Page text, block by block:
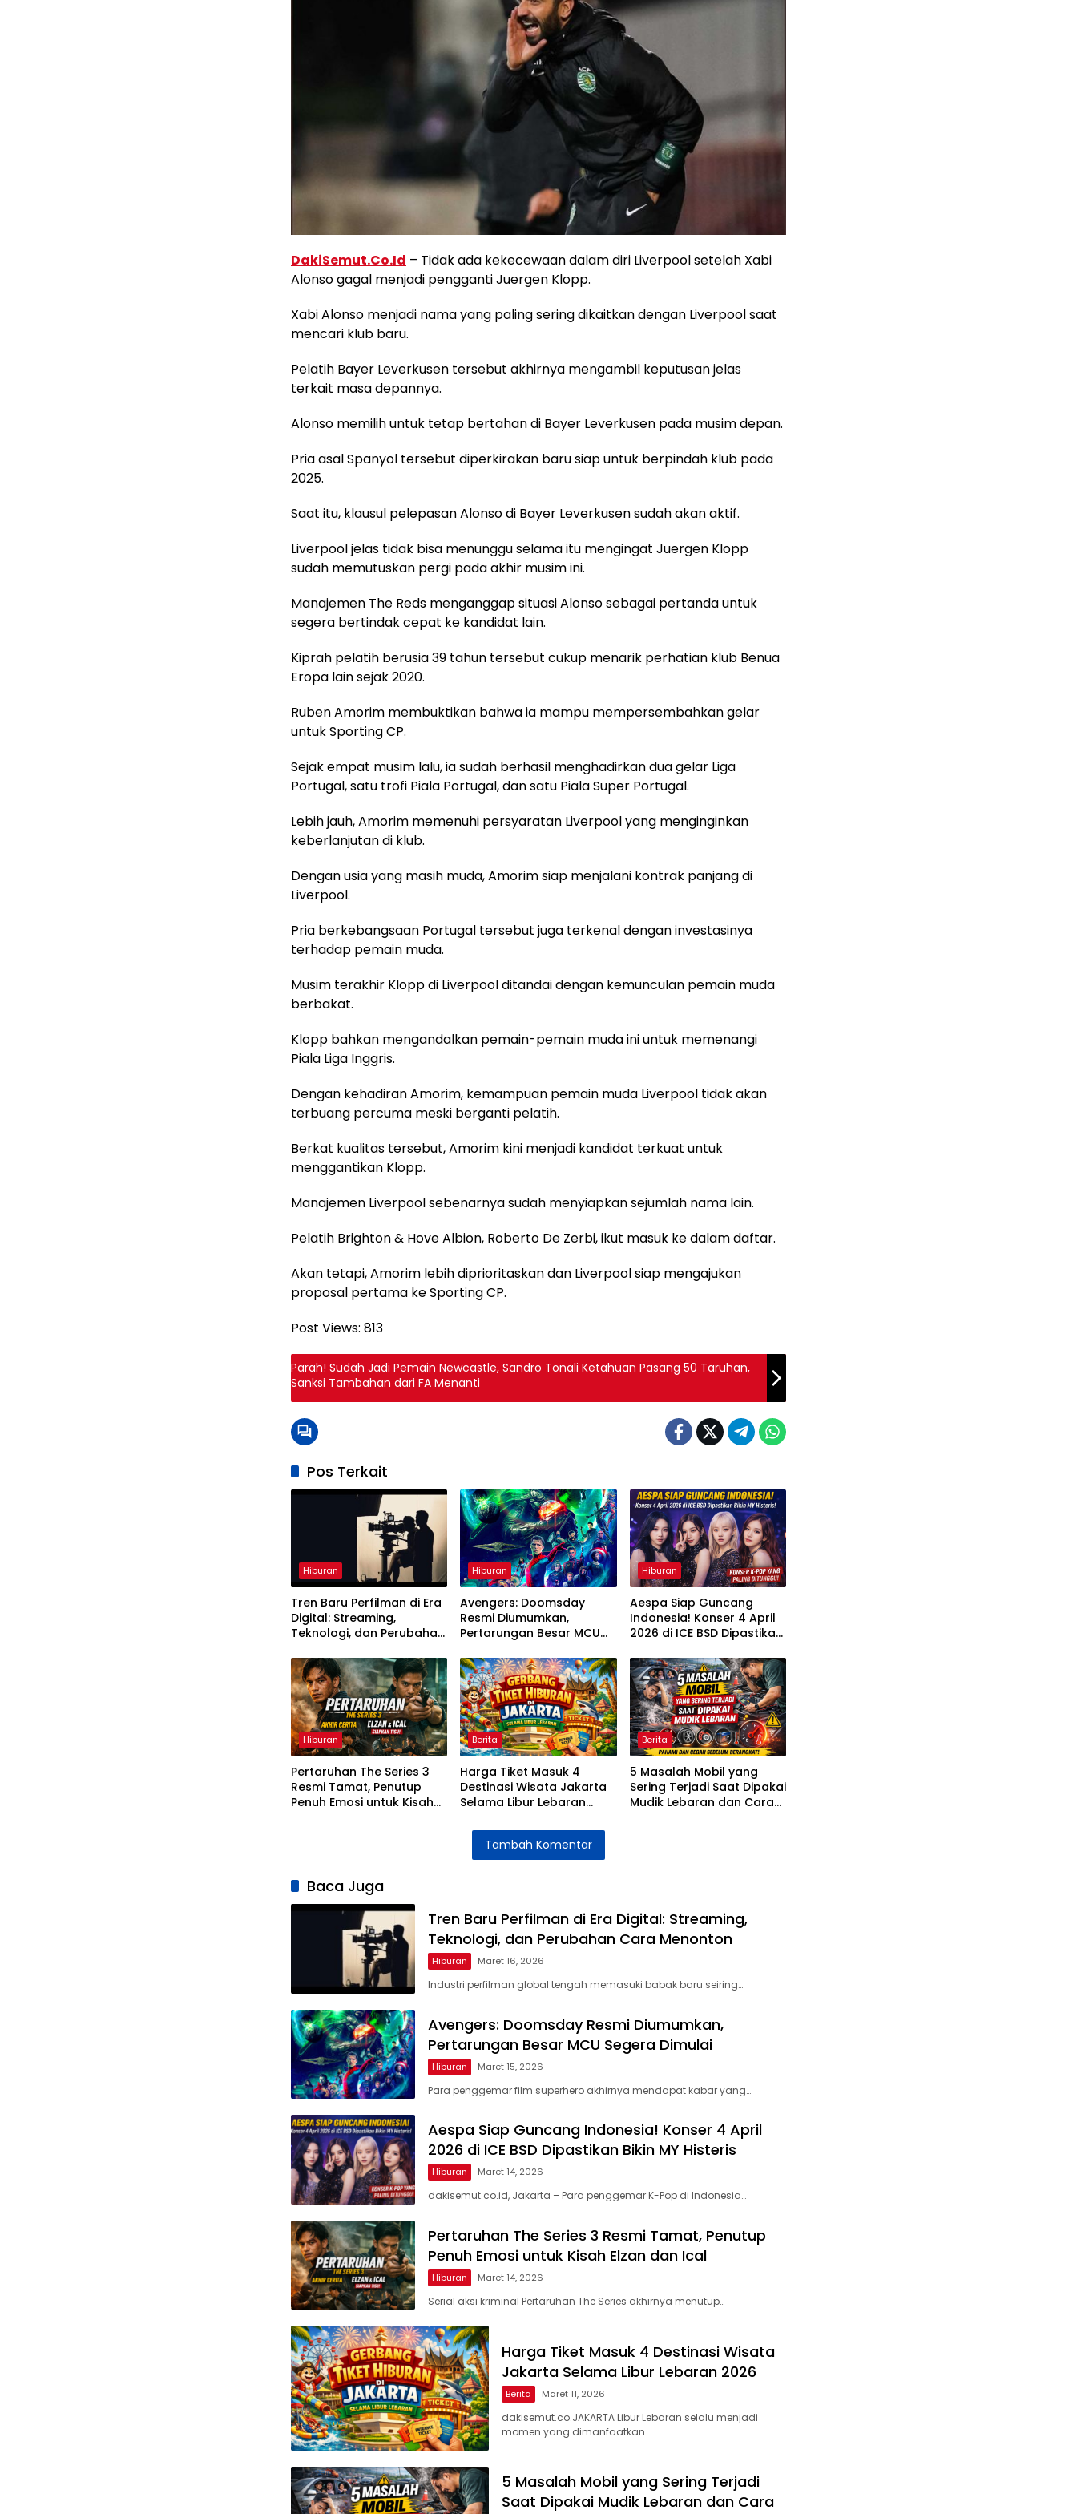
DakiSemut.Co.Id – Tidak ada kekecewaan dalam diri Liverpool setelah Xabi
Alonso gagal menjadi pengganti Juergen Klopp.
Xabi Alonso menjadi nama yang paling sering dikaitkan dengan Liverpool saat
mencari klub baru.
Pelatih Bayer Leverkusen tersebut akhirnya mengambil keputusan jelas
terkait masa depannya.
Alonso memilih untuk tetap bertahan di Bayer Leverkusen pada musim depan.
Pria asal Spanyol tersebut diperkirakan baru siap untuk berpindah klub pada
2025.
Saat itu, klausul pelepasan Alonso di Bayer Leverkusen sudah akan aktif.
Liverpool jelas tidak bisa menunggu selama itu mengingat Juergen Klopp
sudah memutuskan pergi pada akhir musim ini.
Manajemen The Reds menganggap situasi Alonso sebagai pertanda untuk
segera bertindak cepat ke kandidat lain.
Kiprah pelatih berusia 39 tahun tersebut cukup menarik perhatian klub Benua
Eropa lain sejak 2020.
Ruben Amorim membuktikan bahwa ia mampu mempersembahkan gelar
untuk Sporting CP.
Sejak empat musim lalu, ia sudah berhasil menghadirkan dua gelar Liga
Portugal, satu trofi Piala Portugal, dan satu Piala Super Portugal.
Lebih jauh, Amorim memenuhi persyaratan Liverpool yang menginginkan
keberlanjutan di klub.
Dengan usia yang masih muda, Amorim siap menjalani kontrak panjang di
Liverpool.
Pria berkebangsaan Portugal tersebut juga terkenal dengan investasinya
terhadap pemain muda.
Musim terakhir Klopp di Liverpool ditandai dengan kemunculan pemain muda
berbakat.
Klopp bahkan mengandalkan pemain-pemain muda ini untuk memenangi
Piala Liga Inggris.
Dengan kehadiran Amorim, kemampuan pemain muda Liverpool tidak akan
terbuang percuma meski berganti pelatih.
Berkat kualitas tersebut, Amorim kini menjadi kandidat terkuat untuk
menggantikan Klopp.
Manajemen Liverpool sebenarnya sudah menyiapkan sejumlah nama lain.
Pelatih Brighton & Hove Albion, Roberto De Zerbi, ikut masuk ke dalam daftar.
Akan tetapi, Amorim lebih diprioritaskan dan Liverpool siap mengajukan
proposal pertama ke Sporting CP.
Post Views: 813
Parah! Sudah Jadi Pemain Newcastle, Sandro Tonali Ketahuan Pasang 50 Taruhan,
Sanksi Tambahan dari FA Menanti
Pos Terkait
Hiburan
Tren Baru Perfilman di Era
Digital: Streaming,
Teknologi, dan Perubahan
Hiburan
Avengers: Doomsday
Resmi Diumumkan,
Pertarungan Besar MCU
Hiburan
Aespa Siap Guncang
Indonesia! Konser 4 April
2026 di ICE BSD Dipastikan
Hiburan
Pertaruhan The Series 3
Resmi Tamat, Penutup
Penuh Emosi untuk Kisah
Berita
Harga Tiket Masuk 4
Destinasi Wisata Jakarta
Selama Libur Lebaran
Berita
5 Masalah Mobil yang
Sering Terjadi Saat Dipakai
Mudik Lebaran dan Cara
Tambah Komentar
Baca Juga
Tren Baru Perfilman di Era Digital: Streaming,
Teknologi, dan Perubahan Cara Menonton
Hiburan Maret 16, 2026
Industri perfilman global tengah memasuki babak baru seiring…
Avengers: Doomsday Resmi Diumumkan,
Pertarungan Besar MCU Segera Dimulai
Hiburan Maret 15, 2026
Para penggemar film superhero akhirnya mendapat kabar yang…
Aespa Siap Guncang Indonesia! Konser 4 April
2026 di ICE BSD Dipastikan Bikin MY Histeris
Hiburan Maret 14, 2026
dakisemut.co.id, Jakarta – Para penggemar K-Pop di Indonesia…
Pertaruhan The Series 3 Resmi Tamat, Penutup
Penuh Emosi untuk Kisah Elzan dan Ical
Hiburan Maret 14, 2026
Serial aksi kriminal Pertaruhan The Series akhirnya menutup…
Harga Tiket Masuk 4 Destinasi Wisata
Jakarta Selama Libur Lebaran 2026
Berita Maret 11, 2026
dakisemut.co.JAKARTA Libur Lebaran selalu menjadi
momen yang dimanfaatkan…
5 Masalah Mobil yang Sering Terjadi
Saat Dipakai Mudik Lebaran dan Cara